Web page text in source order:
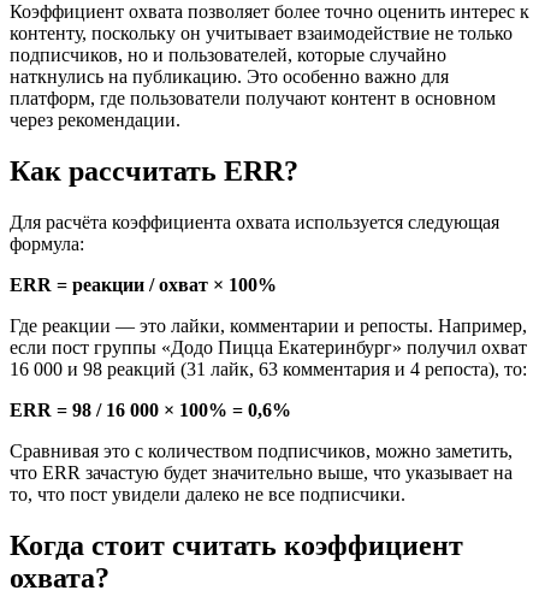
Коэффициент охвата позволяет более точно оценить интерес к
контенту, поскольку он учитывает взаимодействие не только
подписчиков, но и пользователей, которые случайно
наткнулись на публикацию. Это особенно важно для
платформ, где пользователи получают контент в основном
через рекомендации.
Как рассчитать ERR?
Для расчёта коэффициента охвата используется следующая
формула:
ERR = реакции / охват × 100%
Где реакции — это лайки, комментарии и репосты. Например,
если пост группы «Додо Пицца Екатеринбург» получил охват
16 000 и 98 реакций (31 лайк, 63 комментария и 4 репоста), то:
ERR = 98 / 16 000 × 100% = 0,6%
Сравнивая это с количеством подписчиков, можно заметить,
что ERR зачастую будет значительно выше, что указывает на
то, что пост увидели далеко не все подписчики.
Когда стоит считать коэффициент
охвата?